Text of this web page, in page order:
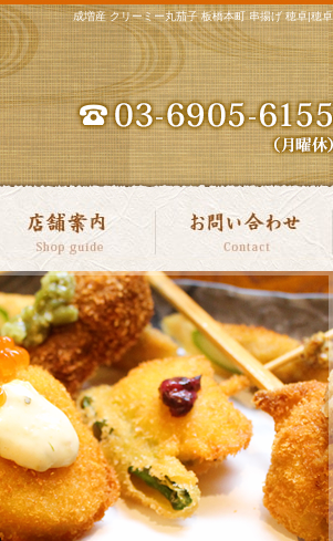
成増産 クリーミー丸茄子 板橋本町 串揚げ 穂卓|穂卓